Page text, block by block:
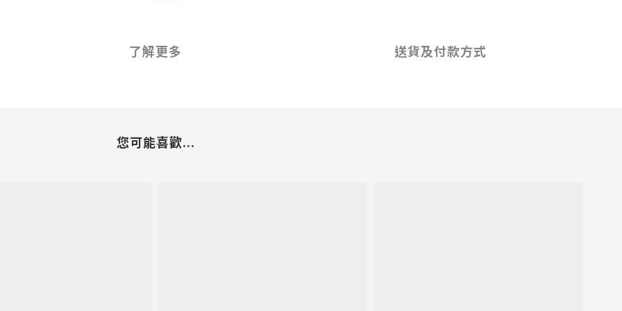
了解更多 送貨及付款方式
您可能喜歡...